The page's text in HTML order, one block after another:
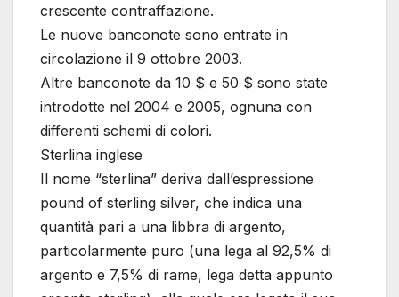
crescente contraffazione.
Le nuove banconote sono entrate in
circolazione il 9 ottobre 2003.
Altre banconote da 10 $ e 50 $ sono state
introdotte nel 2004 e 2005, ognuna con
differenti schemi di colori.
Sterlina inglese
Il nome “sterlina” deriva dall’espressione
pound of sterling silver, che indica una
quantità pari a una libbra di argento,
particolarmente puro (una lega al 92,5% di
argento e 7,5% di rame, lega detta appunto